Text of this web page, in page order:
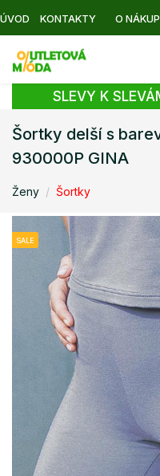
ÚVOD KONTAKTY O
SLEVY K
Šortky delší s
930000P GINA
Ženy Šortky
SALE